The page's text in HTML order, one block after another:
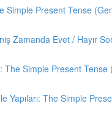
Simple Present Tense
Zamanda Evet / Hayır
The Simple Present Tense
Yapıları: The Simple